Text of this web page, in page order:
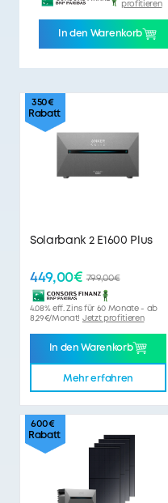
profitieren
In den Warenkorb
350€
Rabatt
Solarbank 2 E1600 Plus
449,00€ 799,00€
4.08% eff. Zins für 60 Monate - ab
8,29€/Monat! Jetzt profitieren
In den Warenkorb
Mehr erfahren
600€
Rabatt